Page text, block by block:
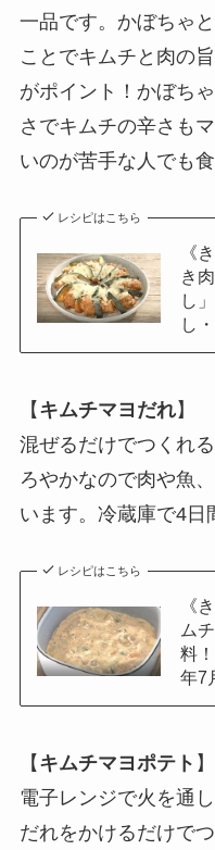
一品です。かぼちゃ
ことでキムチと肉の
がポイント！かぼち
さでキムチの辛さも
いのが苦手な人でも
レシピはこちら
《
き
し
し
【 キムチマヨだれ】
混ぜるだけでつくれ
ろやかなので肉や魚
います。冷蔵庫で4日
レシピはこちら
《
ム
料
年7
【 キムチマヨポテト 】
電子レンジで火を通
だれをかけるだけで